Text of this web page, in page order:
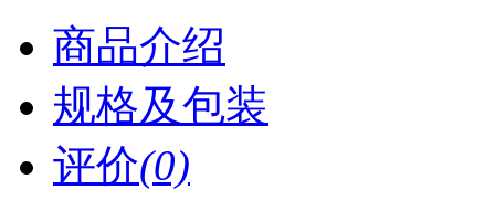
商品介绍
规格及包装
评价(0)